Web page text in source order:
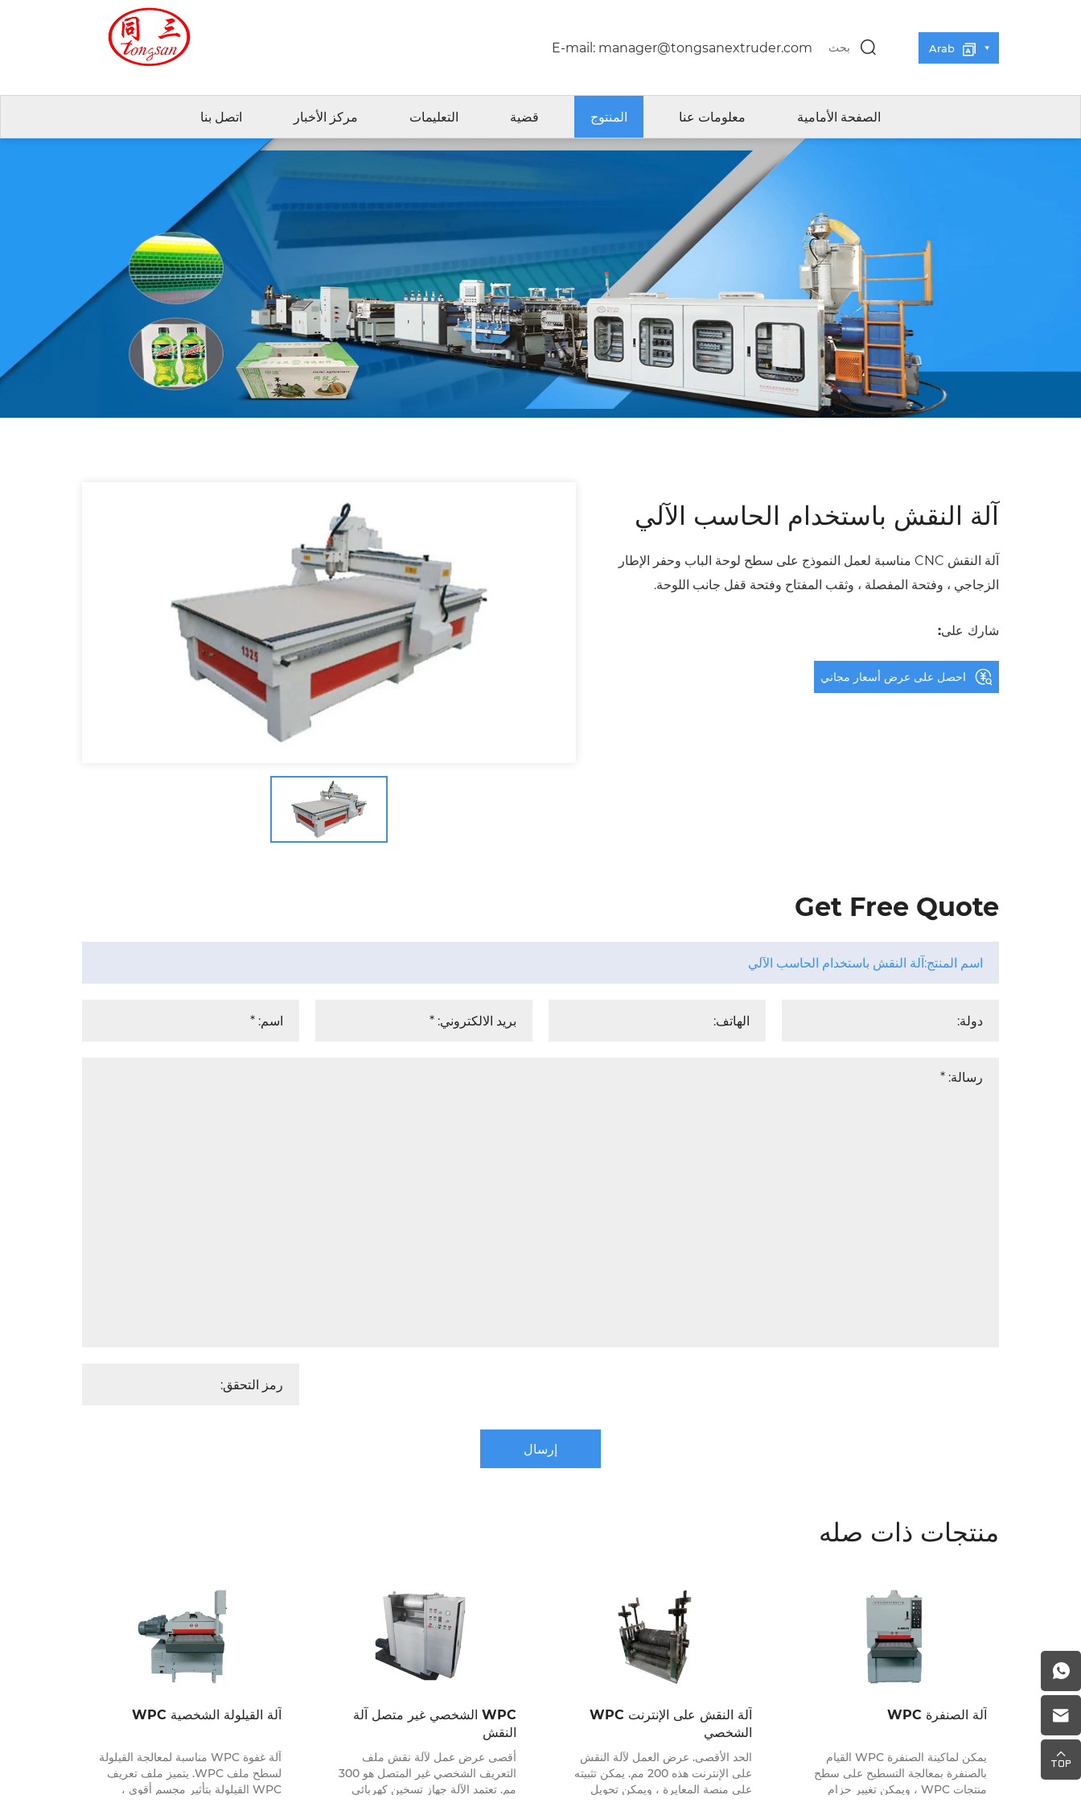
Arab بحث E-mail: manager@tongsanextruder.com
الصفحة الأمامية معلومات عنا المنتوج قضية التعليمات مركز الأخبار اتصل بنا
آلة النقش باستخدام الحاسب الآلي
آلة النقش CNC مناسبة لعمل النموذج على سطح لوحة الباب وحفر الإطار
الزجاجي ، وفتحة المفصلة ، وثقب المفتاح وفتحة قفل جانب اللوحة.
شارك على:
احصل على عرض أسعار مجاني
Get Free Quote
إرسال
منتجات ذات صله
آلة القيلولة الشخصية WPC
آلة غفوة WPC مناسبة لمعالجة القيلولة
لسطح ملف WPC. يتميز ملف تعريف
WPC القيلولة بتأثير مجسم أقوى ،
WPC الشخصي غير متصل آلة
النقش
أقصى عرض عمل لآلة نقش ملف
التعريف الشخصي غير المتصل هو 300
مم. تعتمد الآلة جهاز تسخين كهربائي
آلة النقش على الإنترنت WPC
الشخصي
الحد الأقصى. عرض العمل لآلة النقش
على الإنترنت هذه 200 مم. يمكن تثبيته
على منصة المعايرة ، ويمكن تحويل
آلة الصنفرة WPC
يمكن لماكينة الصنفرة WPC القيام
بالصنفرة بمعالجة التسطيح على سطح
منتجات WPC ، ويمكن تغيير حزام